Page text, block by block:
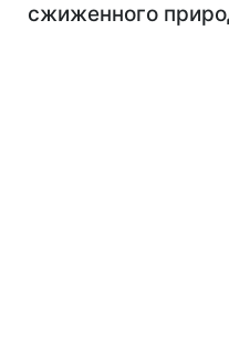
сжиженного